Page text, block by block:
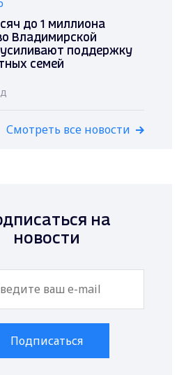
до 1 миллиона
Владимирской
поддержку
семей
Смотреть все новости
на
новости
Подписаться